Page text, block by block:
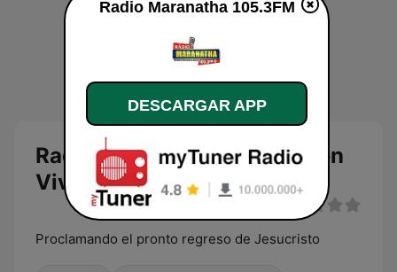
Radio Maranatha 105.3 FM en
Vivo
Proclamando el pronto regreso de Jesucristo
Radio Maranatha 105.3FM
DESCARGAR APP